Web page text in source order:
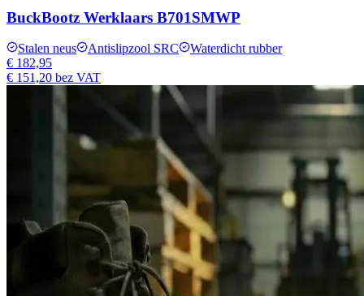
BuckBootz Werklaars B701SMWP
Stalen neus Antislipzool SRC
Waterdicht rubber
€ 182,95
€ 151,20 bez VAT